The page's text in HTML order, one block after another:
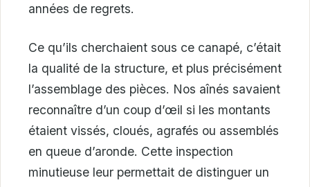
années de regrets.
Ce qu’ils cherchaient sous ce canapé, c’était
la qualité de la structure, et plus précisément
l’assemblage des pièces. Nos aînés savaient
reconnaître d’un coup d’œil si les montants
étaient vissés, cloués, agrafés ou assemblés
en queue d’aronde. Cette inspection
minutieuse leur permettait de distinguer un